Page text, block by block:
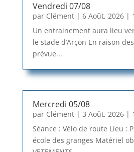
Vendredi 07/08
par Clément| 6 Août, 2026|
Un entrainement aura lieu
le stade d’Arçon En raison
prévue...
Mercredi 05/08
par Clément| 3 Août, 2026|
Séance : Vélo de route Lieu :
école des granges Matériel